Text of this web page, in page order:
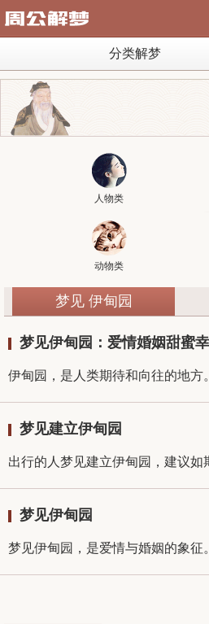
分类解梦
人物类
动物类
梦见 伊甸园
梦见伊甸园：爱情婚姻甜蜜
伊甸园，是人类期待和向往的地
梦见建立伊甸园
出行的人梦见建立伊甸园，建议
梦见伊甸园
梦见伊甸园，是爱情与婚姻的象